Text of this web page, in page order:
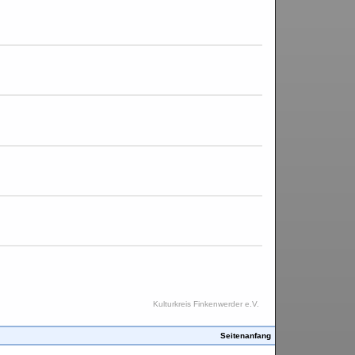
Kulturkreis Finkenwerder e.V.
Seitenanfang